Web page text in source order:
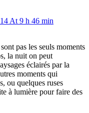
At 9 h 46 min
pas les seuls moments
la nuit on peut
éclairés par la
moments qui
ou quelques ruses
à lumière pour faire des